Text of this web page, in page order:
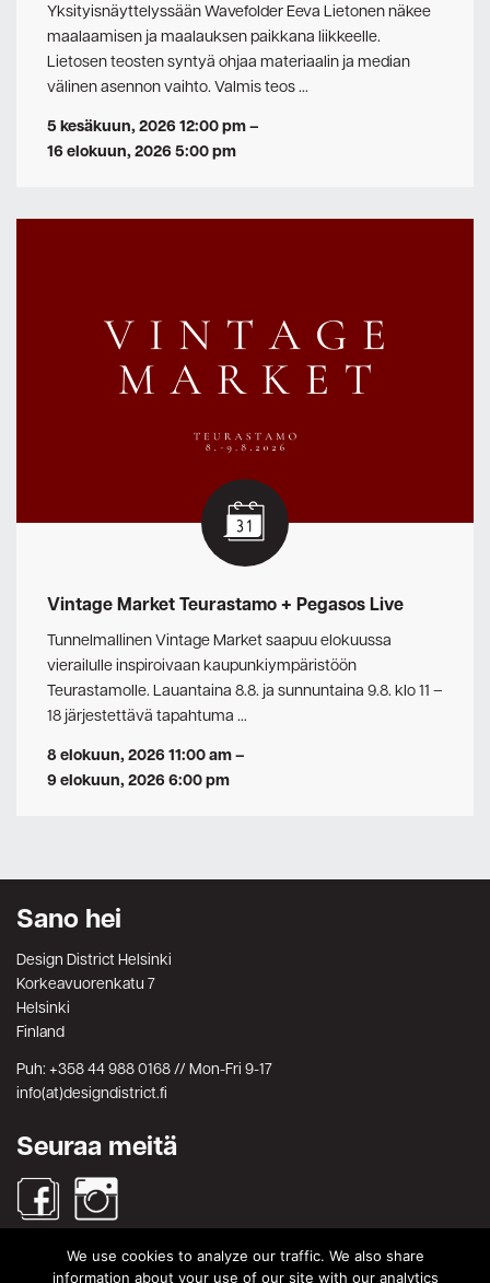
Yksityisnäyttelyssään Wavefolder Eeva Lietonen näkee
maalaamisen ja maalauksen paikkana liikkeelle.
Lietosen teosten syntyä ohjaa materiaalin ja median
välinen asennon vaihto. Valmis teos …
5 kesäkuun, 2026 12:00 pm–
16 elokuun, 2026 5:00 pm
Vintage Market Teurastamo + Pegasos Live
Tunnelmallinen Vintage Market saapuu elokuussa
vierailulle inspiroivaan kaupunkiympäristöön
Teurastamolle. Lauantaina 8.8. ja sunnuntaina 9.8. klo 11 –
18 järjestettävä tapahtuma …
8 elokuun, 2026 11:00 am–
9 elokuun, 2026 6:00 pm
Sano hei
Design District Helsinki
Korkeavuorenkatu 7
Helsinki
Finland
Puh: +358 44 988 0168 // Mon-Fri 9-17
info(at)designdistrict.fi
Seuraa meitä
HakuWe use cookies to analyze our traffic. We also share
information about your use of our site with our analytics